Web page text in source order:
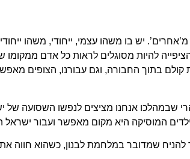
יש בו משהו עצמי, ייחודי, משהו
להיות מסוגלים לראות כל אדם ממקומו
בתוך החבורה, וגם עבורנו, הצופים
שבמהלכו אנחנו מציצים לנפשו השסועה של
המוסיקה היא מקום מאפשר ועבור
שמדובר במלחמת לבנון, כשהוא חווה את